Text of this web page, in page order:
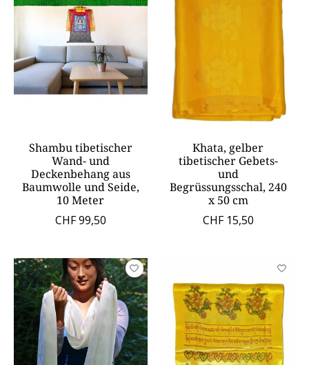
Shambu tibetischer
Wand- und
Deckenbehang aus
Baumwolle und Seide,
10 Meter
CHF 99,50
Khata, gelber
tibetischer Gebets-
und
Begrüssungsschal, 240
x 50 cm
CHF 15,50